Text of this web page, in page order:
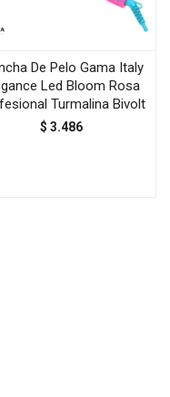
De Pelo Gama Italy
Led Bloom Rosa
Turmalina Bivolt
$ 3.486